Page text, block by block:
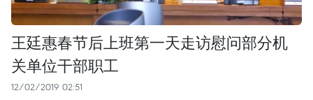
王廷惠春节后上班第一天走访慰问部分机
关单位干部职工
12/02/2019 02:51